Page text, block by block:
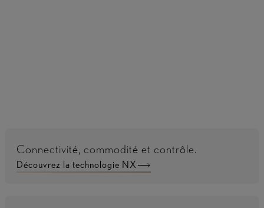
Connectivité, commodité et contrôle.
Découvrez la technologie NX